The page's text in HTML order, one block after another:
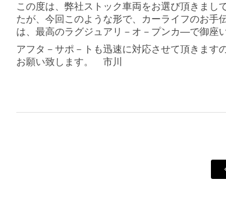
この度は、弊社ストック車両をお選び頂きまし
たが、今回このような形で、カーライフのお手
は、最高のラグジュアリ－オ－プンカ―で御座
アフタ－サポ－トも迅速に対応させて頂きます
お願い致します。 市川